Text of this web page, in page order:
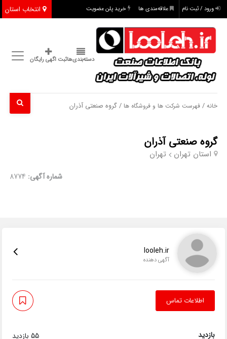
انتخاب استان ورود / ثبت نام علاقه‌مندی ها خرید پلن عضویت
دسته‌بندی‌هاثبت اگهی رایگان
خانه /فهرست شرکت ها و فروشگاه ها / گروه صنعتی آذران
گروه صنعتی آذران
استان تهران تهران
شماره آگهی: 8774
looleh.ir
آگهی دهنده
اطلاعات تماس
بازدید 55 بازدید